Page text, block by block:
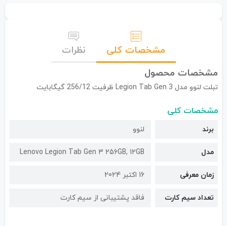
مشخصات کلی
نظرات
مشخصات محصول
تبلت لنوو مدل Legion Tab Gen 3 ظرفیت 256/12 گیگابایت
مشخصات کلی
برند لنوو
مدل Lenovo Legion Tab Gen 3 256GB, 12GB
زمان معرفی 16 اکتبر 2024
تعداد سیم کارت فاقد پشتیبانی از سیم کارت